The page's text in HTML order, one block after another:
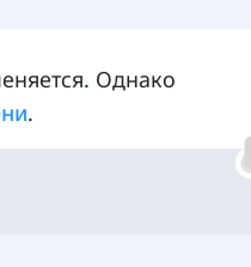
Однако
.